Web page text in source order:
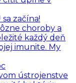
začína!
choroby a
každý deň
imunite. My
ústrojenstve